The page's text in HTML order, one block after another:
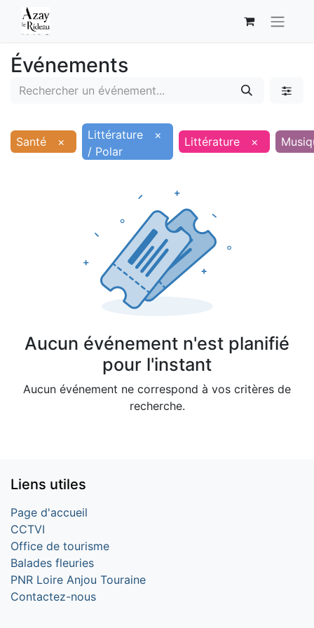
Événements
Santé ×
Littérature
/ Polar
× Littérature ×
Aucun événement n'est planifié
pour l'instant
Aucun événement ne correspond à vos critères de
recherche.
Liens utiles
Page d'accueil
CCTVI
Office de tourisme
Balades fleuries
PNR Loire Anjou Touraine
Contactez-nous